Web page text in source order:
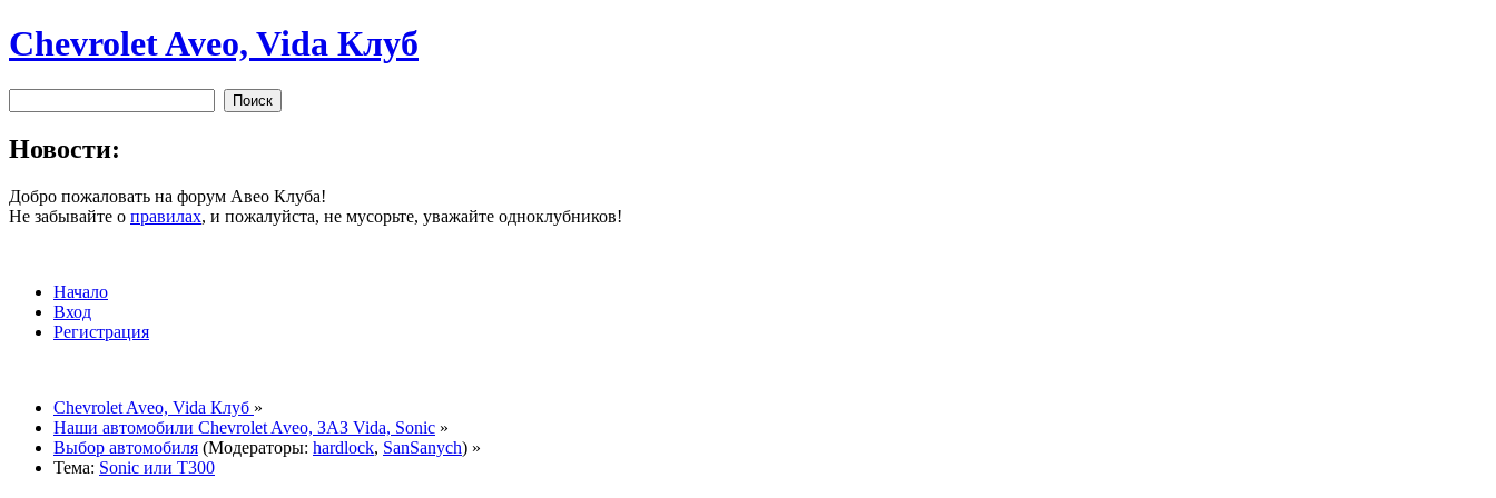
Chevrolet Aveo, Vida Клуб
Новости:
Добро пожаловать на форум Авео Клуба!
Не забывайте о правилах, и пожалуйста, не мусорьте, уважайте одноклубников!
Начало
Вход
Регистрация
Chevrolet Aveo, Vida Клуб »
Наши автомобили Chevrolet Aveo, ЗАЗ Vida, Sonic »
Выбор автомобиля (Модераторы: hardlock, SanSanych) »
Тема: Sonic или Т300